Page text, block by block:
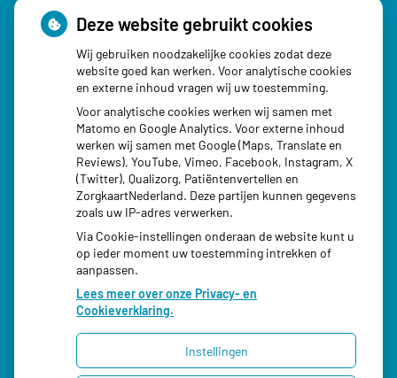
Schurft sinds corona geen vergeten ziekte meer: aantal
uitbraken fors gestegen
Stoppen met afslankmedicijnen betekent zonder
leefstijlaanpassingen weer gewichtstoename
Kookadvies drinkwater in provincie Utrecht vanwege
besmetting
Terugroepactie babyvoeding Nestlé: bacterie kan baby’s
ziek maken
Uw Zorg Online|Beheer
Deze website gebruikt cookies
Wij gebruiken noodzakelijke cookies zodat deze
website goed kan werken. Voor analytische cookies
en externe inhoud vragen wij uw toestemming.
Voor analytische cookies werken wij samen met
Matomo en Google Analytics. Voor externe inhoud
werken wij samen met Google (Maps, Translate en
Reviews), YouTube, Vimeo, Facebook, Instagram, X
(Twitter), Qualizorg, Patiëntenvertellen en
ZorgkaartNederland. Deze partijen kunnen gegevens
zoals uw IP-adres verwerken.
Via Cookie-instellingen onderaan de website kunt u
op ieder moment uw toestemming intrekken of
aanpassen.
Lees meer over onze Privacy- en
Cookieverklaring.
Instellingen